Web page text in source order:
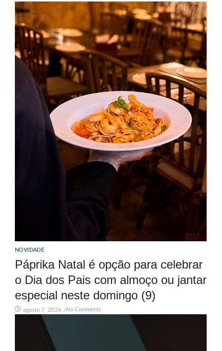
NOVIDADE
Páprika Natal é opção para celebrar
o Dia dos Pais com almoço ou jantar
especial neste domingo (9)
agosto 7, 2026 /No Comments